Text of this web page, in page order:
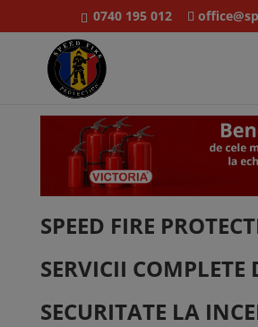
0740 195 012
SPEED FIRE
SERVICII COMPLETE
SECURITATE LA